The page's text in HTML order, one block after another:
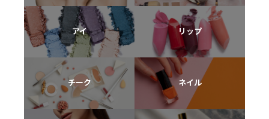
アイ リップ
チーク ネイル